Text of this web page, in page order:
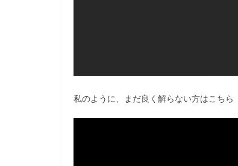
私のように、まだ良く解らない方はこちら